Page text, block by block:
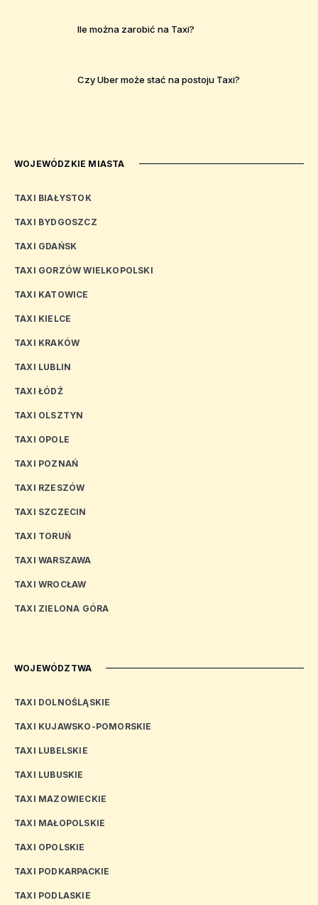
Ile można zarobić na Taxi?
Czy Uber może stać na postoju Taxi?
WOJEWÓDZKIE MIASTA
TAXI BIAŁYSTOK
TAXI BYDGOSZCZ
TAXI GDAŃSK
TAXI GORZÓW WIELKOPOLSKI
TAXI KATOWICE
TAXI KIELCE
TAXI KRAKÓW
TAXI LUBLIN
TAXI ŁÓDŹ
TAXI OLSZTYN
TAXI OPOLE
TAXI POZNAŃ
TAXI RZESZÓW
TAXI SZCZECIN
TAXI TORUŃ
TAXI WARSZAWA
TAXI WROCŁAW
TAXI ZIELONA GÓRA
WOJEWÓDZTWA
TAXI DOLNOŚLĄSKIE
TAXI KUJAWSKO-POMORSKIE
TAXI LUBELSKIE
TAXI LUBUSKIE
TAXI MAZOWIECKIE
TAXI MAŁOPOLSKIE
TAXI OPOLSKIE
TAXI PODKARPACKIE
TAXI PODLASKIE